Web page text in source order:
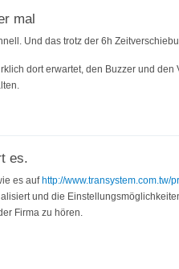
mal
Und das trotz der 6h
dort erwartet, den Buzzer und
es.
es auf http://www.transystem.com.tw/
und die
Firma zu hören.